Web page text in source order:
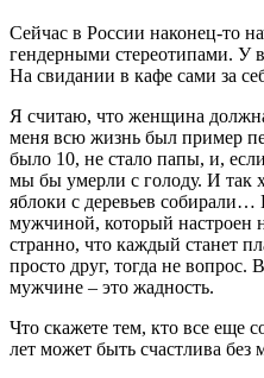
Сейчас в России наконец-то
гендерными стереотипами. У
На свидании в кафе сами за
Я считаю, что женщина
меня всю жизнь был пример
было 10, не стало папы, и,
мы бы умерли с голоду. И так
яблоки с деревьев собирали…
мужчиной, который настроен
странно, что каждый станет
просто друг, тогда не вопрос.
мужчине – это жадность.
Что скажете тем, кто все еще
лет может быть счастлива без